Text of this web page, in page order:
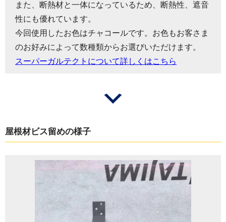
また、断熱材と一体になっているため、断熱性、遮音
性にも優れています。
今回使用したお色はチャコールです。お色もお客さま
のお好みによって数種類からお選びいただけます。
スーパーガルテクトについて詳しくはこちら
屋根材ビス留めの様子